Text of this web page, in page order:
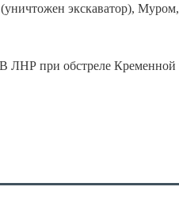
экскаватор), Муром,
ЛНР при обстреле Кременной